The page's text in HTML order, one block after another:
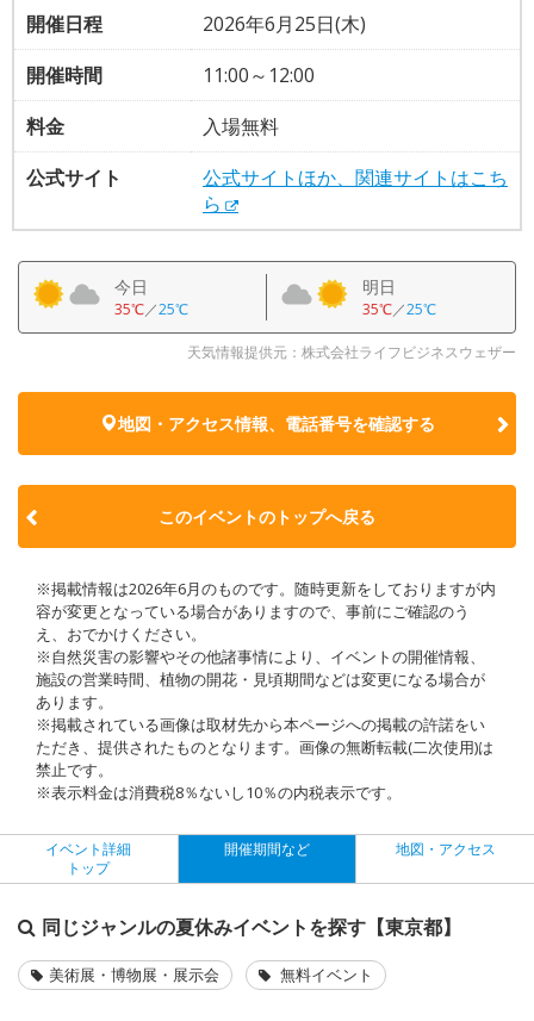
開催日程
2026年6月25日(木)
開催時間
11:00～12:00
料金
入場無料
公式サイト
公式サイトほか、関連サイトはこち
ら
今日
35℃／25℃
明日
35℃／25℃
天気情報提供元：株式会社ライフビジネスウェザー
地図・アクセス情報、電話番号を確認する
このイベントのトップへ戻る
※掲載情報は2026年6月のものです。随時更新をしておりますが内
容が変更となっている場合がありますので、事前にご確認のう
え、おでかけください。
※自然災害の影響やその他諸事情により、イベントの開催情報、
施設の営業時間、植物の開花・見頃期間などは変更になる場合が
あります。
※掲載されている画像は取材先から本ページへの掲載の許諾をい
ただき、提供されたものとなります。画像の無断転載(二次使用)は
禁止です。
※表示料金は消費税8％ないし10％の内税表示です。
イベント詳細
トップ
開催期間など 地図・アクセス
同じジャンルの夏休みイベントを探す【東京都】
美術展・博物展・展示会 無料イベント